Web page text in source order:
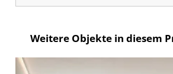
Weitere Objekte in diesem